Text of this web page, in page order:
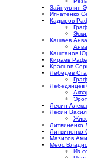
Зайнуллин
Игнатенко
Кадыров
Кашаев
Каштанов
Кираев
Краснов
Лебедев
Лебедянцев
Лесин
Лесин
Литвиненко
Литвиненко
Мазитов
Меос
Из